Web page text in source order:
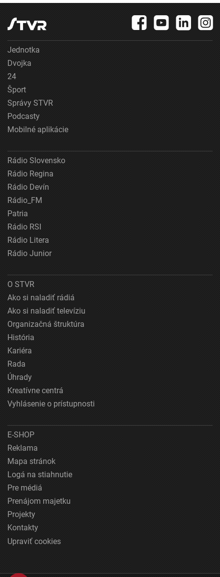
Jednotka
Dvojka
24
Šport
Správy STVR
Podcasty
Mobilné aplikácie
Rádio Slovensko
Rádio Regina
Rádio Devín
Rádio_FM
Patria
Rádio RSI
Rádio Litera
Rádio Junior
O STVR
Ako si naladiť rádiá
Ako si naladiť televíziu
Organizačná štruktúra
História
Kariéra
Rada
Úhrady
Kreatívne centrá
Vyhlásenie o prístupnosti
E-SHOP
Reklama
Mapa stránok
Logá na stiahnutie
Pre médiá
Prenájom majetku
Projekty
Kontakty
Upraviť cookies